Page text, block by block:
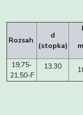
Rozsah
d
(stopka)
19,75-
21,50-F
13,30